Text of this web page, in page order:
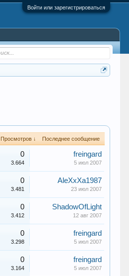
Войти или зарегистрироваться
Просмотров ↓ Последнее сообщение
0
3.664
freingard
5 июл 2007
0
3.481
AleXxXa1987
23 июл 2007
0
3.412
ShadowOfLight
12 авг 2007
0
3.298
freingard
5 июл 2007
0
3.164
freingard
5 июл 2007